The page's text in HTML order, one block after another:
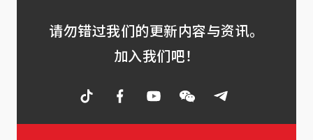
请勿错过我们的更新内容与资讯。
加入我们吧！